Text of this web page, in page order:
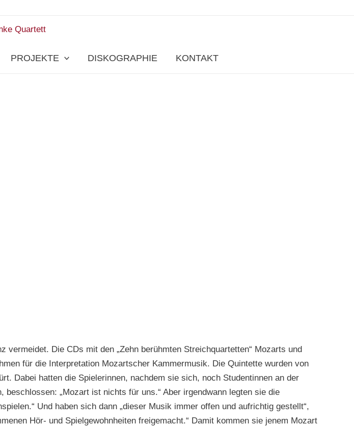
PROJEKTE DISKOGRAPHIE KONTAKT
Die CDs mit den „Zehn berühmten Streichquartetten“ Mozarts und
für die Interpretation Mozartscher Kammermusik. Die Quintette wurden von
Dabei hatten die Spielerinnen, nachdem sie sich, noch Studentinnen an der
„Mozart ist nichts für uns.“ Aber irgendwann legten sie die
Und haben sich dann „dieser Musik immer offen und aufrichtig gestellt“,
Hör- und Spielgewohnheiten freigemacht.“ Damit kommen sie jenem Mozart